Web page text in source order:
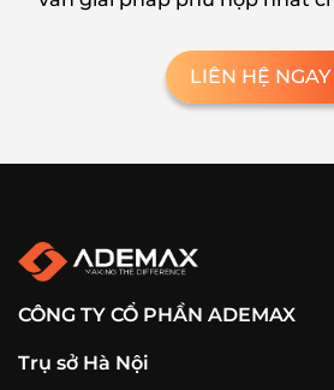
LIÊN HỆ NGAY
CÔNG TY CỔ PHẦN ADEMAX
Trụ sở Hà Nội